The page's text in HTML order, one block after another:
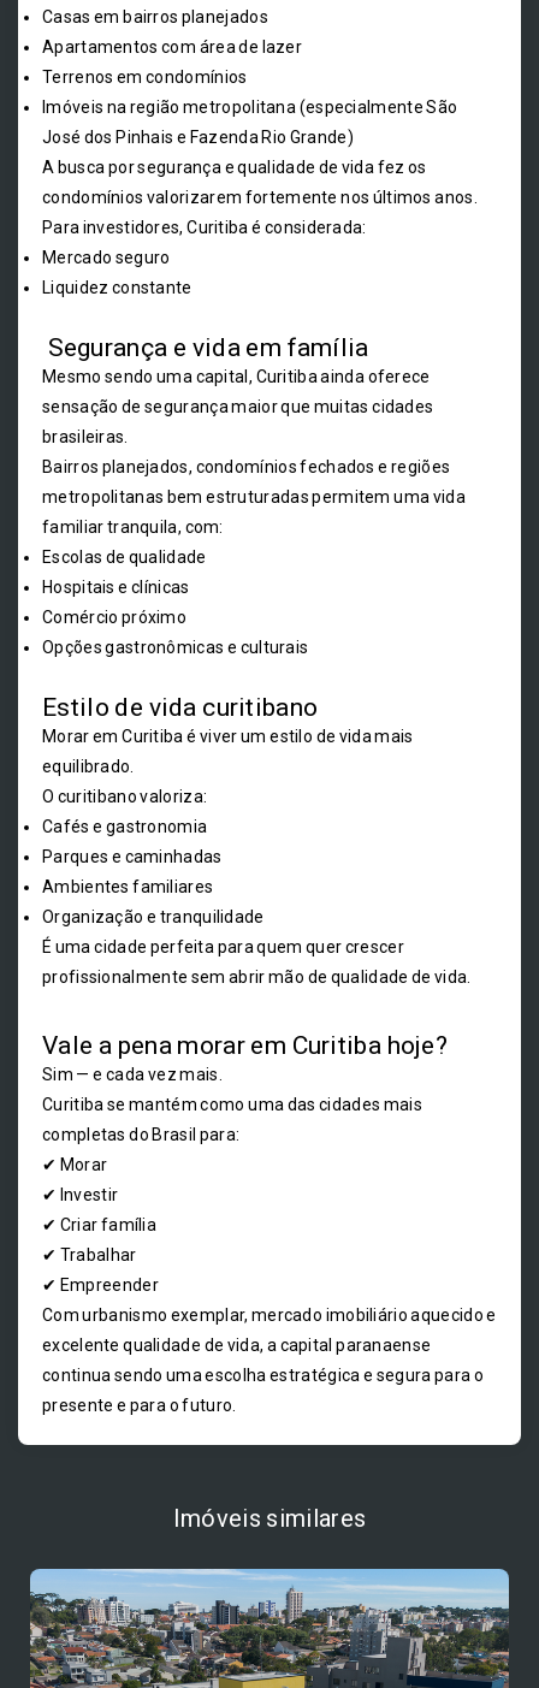
Casas em bairros planejados
Apartamentos com área de lazer
Terrenos em condomínios
Imóveis na região metropolitana (especialmente São
José dos Pinhais e Fazenda Rio Grande)
A busca por segurança e qualidade de vida fez os
condomínios valorizarem fortemente nos últimos anos.
Para investidores, Curitiba é considerada:
Mercado seguro
Liquidez constante
Segurança e vida em família
Mesmo sendo uma capital, Curitiba ainda oferece
sensação de segurança maior que muitas cidades
brasileiras.
Bairros planejados, condomínios fechados e regiões
metropolitanas bem estruturadas permitem uma vida
familiar tranquila, com:
Escolas de qualidade
Hospitais e clínicas
Comércio próximo
Opções gastronômicas e culturais
Estilo de vida curitibano
Morar em Curitiba é viver um estilo de vida mais
equilibrado.
O curitibano valoriza:
Cafés e gastronomia
Parques e caminhadas
Ambientes familiares
Organização e tranquilidade
É uma cidade perfeita para quem quer crescer
profissionalmente sem abrir mão de qualidade de vida.
Vale a pena morar em Curitiba hoje?
Sim — e cada vez mais.
Curitiba se mantém como uma das cidades mais
completas do Brasil para:
✔ Morar
✔ Investir
✔ Criar família
✔ Trabalhar
✔ Empreender
Com urbanismo exemplar, mercado imobiliário aquecido e
excelente qualidade de vida, a capital paranaense
continua sendo uma escolha estratégica e segura para o
presente e para o futuro.
Imóveis similares